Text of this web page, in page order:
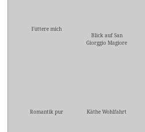
Füttere mich
Blick auf San
Giorggio Magiore
Romantik pur Käthe Wohlfahrt